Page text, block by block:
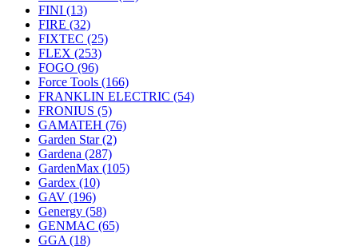
FINI (13)
FIRE (32)
FIXTEC (25)
FLEX (253)
FOGO (96)
Force Tools (166)
FRANKLIN ELECTRIC (54)
FRONIUS (5)
GAMATEH (76)
Garden Star(2)
Gardena (287)
GardenMax (105)
Gardex (10)
GAV (196)
Genergy (58)
GENMAC (65)
GGA (18)